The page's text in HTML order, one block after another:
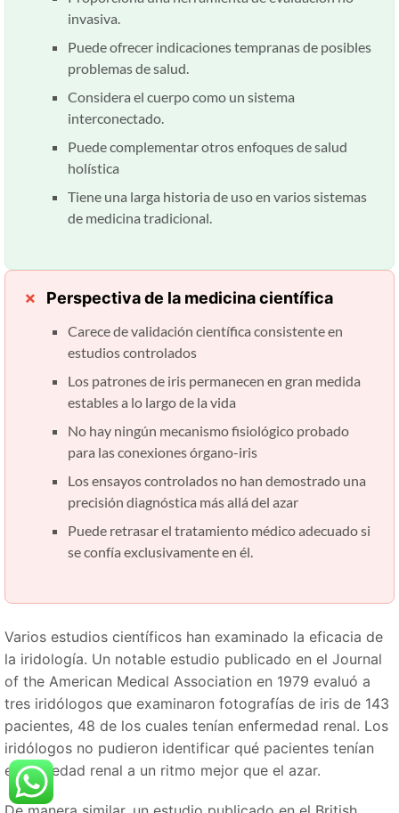
invasiva.
Puede ofrecer indicaciones tempranas de posibles
problemas de salud.
Considera el cuerpo como un sistema
interconectado.
Puede complementar otros enfoques de salud
holística
Tiene una larga historia de uso en varios sistemas
de medicina tradicional.
Perspectiva de la medicina científica
Carece de validación científica consistente en
estudios controlados
Los patrones de iris permanecen en gran medida
estables a lo largo de la vida
No hay ningún mecanismo fisiológico probado
para las conexiones órgano-iris
Los ensayos controlados no han demostrado una
precisión diagnóstica más allá del azar
Puede retrasar el tratamiento médico adecuado si
se confía exclusivamente en él.
Varios estudios científicos han examinado la eficacia de
la iridología. Un notable estudio publicado en el Journal
of the American Medical Association en 1979 evaluó a
tres iridólogos que examinaron fotografías de iris de 143
pacientes, 48 ​​de los cuales tenían enfermedad renal. Los
iridólogos no pudieron identificar qué pacientes tenían
enfermedad renal a un ritmo mejor que el azar.